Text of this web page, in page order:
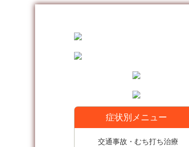
症状別メニュー
交通事故・むち打ち治療